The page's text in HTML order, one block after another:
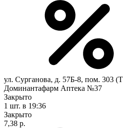
ул. Сурганова, д. 57Б-8, пом. 303
Доминантафарм Аптека №37
Закрыто
1 шт. в 19:36
Закрыто
7,38 р.